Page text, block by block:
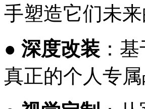
手塑造它们未来
● 深度改装 ：
真正的个人专属